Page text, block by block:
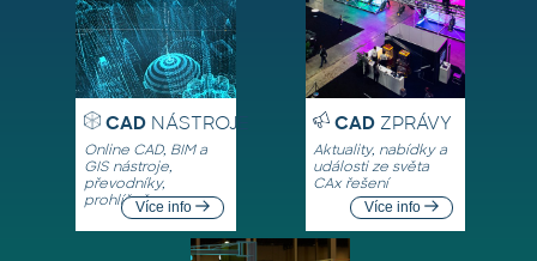
CADNÁSTROJE
Online CAD, BIM a
GIS nástroje,
převodníky,
prohlížečeVíce info
CADZPRÁVY
Aktuality, nabídky a
události ze světa
CAx řešení
Více info